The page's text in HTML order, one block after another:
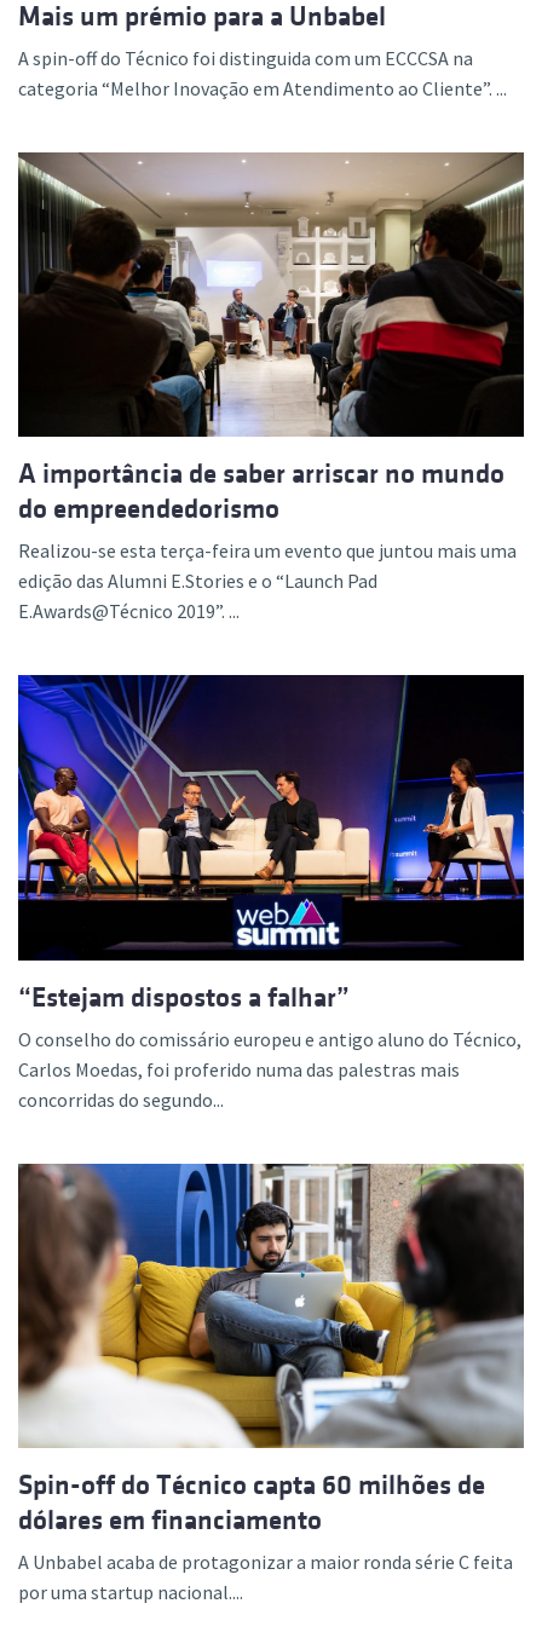
Mais um prémio para a Unbabel
A spin-off do Técnico foi distinguida com um ECCCSA na
categoria “Melhor Inovação em Atendimento ao Cliente”. ...
A importância de saber arriscar no mundo
do empreendedorismo
Realizou-se esta terça-feira um evento que juntou mais uma
edição das Alumni E.Stories e o “Launch Pad
E.Awards@Técnico 2019”. ...
“Estejam dispostos a falhar”
O conselho do comissário europeu e antigo aluno do Técnico,
Carlos Moedas, foi proferido numa das palestras mais
concorridas do segundo...
Spin-off do Técnico capta 60 milhões de
dólares em financiamento
A Unbabel acaba de protagonizar a maior ronda série C feita
por uma startup nacional....